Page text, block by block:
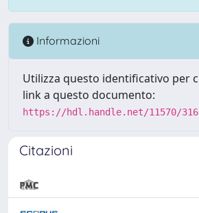
Informazioni
Utilizza questo identificativo per
link a questo documento:
https://hdl.handle.net/11570/
Citazioni